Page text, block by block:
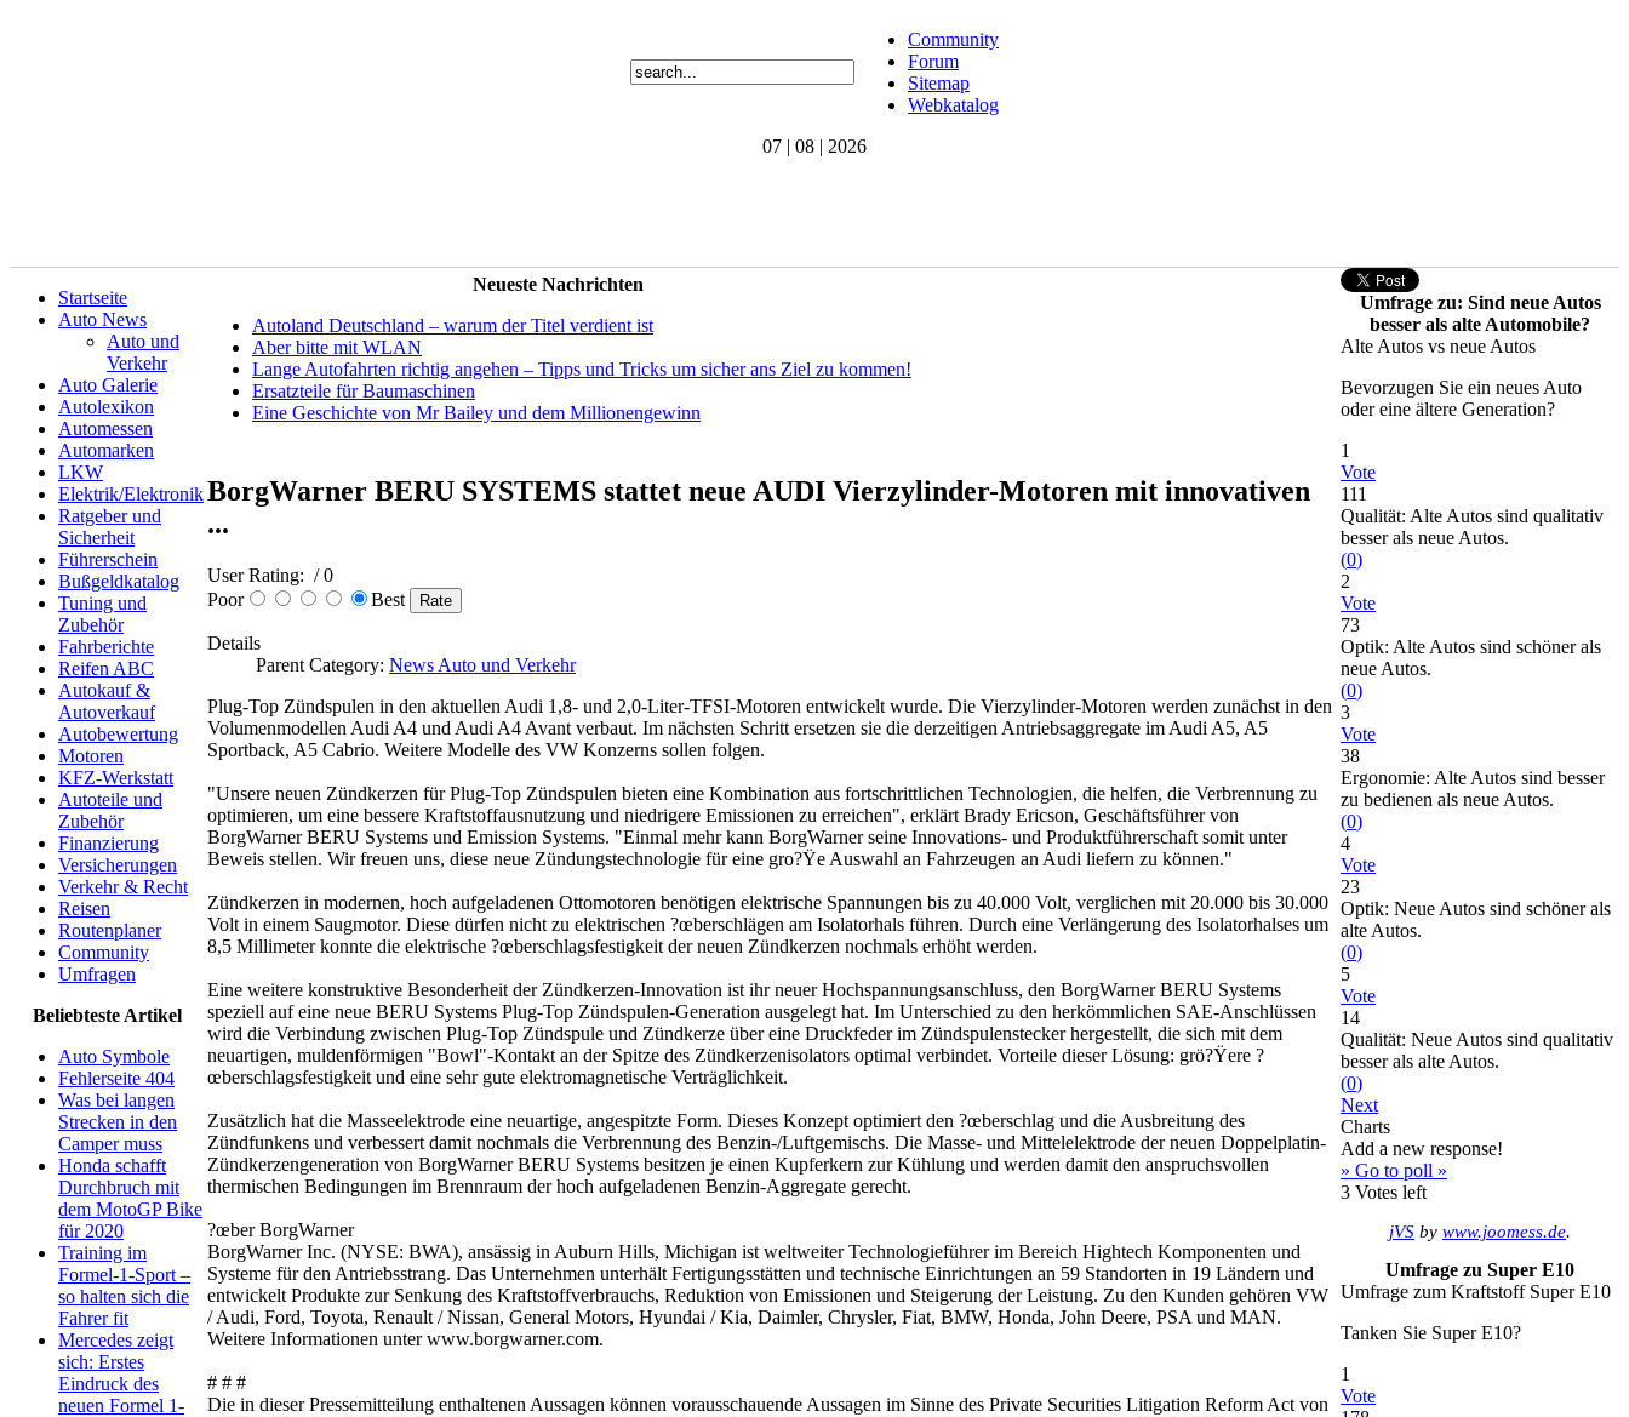
Community
Forum
Sitemap
Webkatalog
07 | 08 | 2026
Startseite
Auto News
Auto und
Verkehr
Auto Galerie
Autolexikon
Automessen
Automarken
LKW
Elektrik/Elektronik
Ratgeber und
Sicherheit
Führerschein
Bußgeldkatalog
Tuning und
Zubehör
Fahrberichte
Reifen ABC
Autokauf &
Autoverkauf
Autobewertung
Motoren
KFZ-Werkstatt
Autoteile und
Zubehör
Finanzierung
Versicherungen
Verkehr & Recht
Reisen
Routenplaner
Community
Umfragen
Beliebteste Artikel
Auto Symbole
Fehlerseite 404
Was bei langen
Strecken in den
Camper muss
Honda schafft
Durchbruch mit
dem MotoGP Bike
für 2020
Training im
Formel-1-Sport –
so halten sich die
Fahrer fit
Mercedes zeigt
sich: Erstes
Eindruck des
neuen Formel 1-
Neueste Nachrichten
Autoland Deutschland – warum der Titel verdient ist
Aber bitte mit WLAN
Lange Autofahrten richtig angehen – Tipps und Tricks um sicher ans Ziel zu kommen!
Ersatzteile für Baumaschinen
Eine Geschichte von Mr Bailey und dem Millionengewinn
BorgWarner BERU SYSTEMS stattet neue AUDI Vierzylinder-Motoren mit innovativen
...
User Rating: / 0
Poor
Best
Details
Parent Category: News Auto und Verkehr
Plug-Top Zündspulen in den aktuellen Audi 1,8- und 2,0-Liter-TFSI-Motoren entwickelt wurde. Die Vierzylinder-Motoren werden zunächst in den
Volumenmodellen Audi A4 und Audi A4 Avant verbaut. Im nächsten Schritt ersetzen sie die derzeitigen Antriebsaggregate im Audi A5, A5
Sportback, A5 Cabrio. Weitere Modelle des VW Konzerns sollen folgen.
"Unsere neuen Zündkerzen für Plug-Top Zündspulen bieten eine Kombination aus fortschrittlichen Technologien, die helfen, die Verbrennung zu
optimieren, um eine bessere Kraftstoffausnutzung und niedrigere Emissionen zu erreichen", erklärt Brady Ericson, Geschäftsführer von
BorgWarner BERU Systems und Emission Systems. "Einmal mehr kann BorgWarner seine Innovations- und Produktführerschaft somit unter
Beweis stellen. Wir freuen uns, diese neue Zündungstechnologie für eine gro?Ÿe Auswahl an Fahrzeugen an Audi liefern zu können."
Zündkerzen in modernen, hoch aufgeladenen Ottomotoren benötigen elektrische Spannungen bis zu 40.000 Volt, verglichen mit 20.000 bis 30.000
Volt in einem Saugmotor. Diese dürfen nicht zu elektrischen ?œberschlägen am Isolatorhals führen. Durch eine Verlängerung des Isolatorhalses um
8,5 Millimeter konnte die elektrische ?œberschlagsfestigkeit der neuen Zündkerzen nochmals erhöht werden.
Eine weitere konstruktive Besonderheit der Zündkerzen-Innovation ist ihr neuer Hochspannungsanschluss, den BorgWarner BERU Systems
speziell auf eine neue BERU Systems Plug-Top Zündspulen-Generation ausgelegt hat. Im Unterschied zu den herkömmlichen SAE-Anschlüssen
wird die Verbindung zwischen Plug-Top Zündspule und Zündkerze über eine Druckfeder im Zündspulenstecker hergestellt, die sich mit dem
neuartigen, muldenförmigen "Bowl"-Kontakt an der Spitze des Zündkerzenisolators optimal verbindet. Vorteile dieser Lösung: grö?Ÿere ?
œberschlagsfestigkeit und eine sehr gute elektromagnetische Verträglichkeit.
Zusätzlich hat die Masseelektrode eine neuartige, angespitzte Form. Dieses Konzept optimiert den ?œberschlag und die Ausbreitung des
Zündfunkens und verbessert damit nochmals die Verbrennung des Benzin-/Luftgemischs. Die Masse- und Mittelelektrode der neuen Doppelplatin-
Zündkerzengeneration von BorgWarner BERU Systems besitzen je einen Kupferkern zur Kühlung und werden damit den anspruchsvollen
thermischen Bedingungen im Brennraum der hoch aufgeladenen Benzin-Aggregate gerecht.
?œber BorgWarner
BorgWarner Inc. (NYSE: BWA), ansässig in Auburn Hills, Michigan ist weltweiter Technologieführer im Bereich Hightech Komponenten und
Systeme für den Antriebsstrang. Das Unternehmen unterhält Fertigungsstätten und technische Einrichtungen an 59 Standorten in 19 Ländern und
entwickelt Produkte zur Senkung des Kraftstoffverbrauchs, Reduktion von Emissionen und Steigerung der Leistung. Zu den Kunden gehören VW
/ Audi, Ford, Toyota, Renault / Nissan, General Motors, Hyundai / Kia, Daimler, Chrysler, Fiat, BMW, Honda, John Deere, PSA und MAN.
Weitere Informationen unter www.borgwarner.com.
# # #
Die in dieser Pressemitteilung enthaltenen Aussagen können vorausschauende Aussagen im Sinne des Private Securities Litigation Reform Act von
Umfrage zu: Sind neue Autos
besser als alte Automobile?
Alte Autos vs neue Autos
Bevorzugen Sie ein neues Auto
oder eine ältere Generation?
1
Vote
111
Qualität: Alte Autos sind qualitativ
besser als neue Autos.
(0)
2
Vote
73
Optik: Alte Autos sind schöner als
neue Autos.
(0)
3
Vote
38
Ergonomie: Alte Autos sind besser
zu bedienen als neue Autos.
(0)
4
Vote
23
Optik: Neue Autos sind schöner als
alte Autos.
(0)
5
Vote
14
Qualität: Neue Autos sind qualitativ
besser als alte Autos.
(0)
Next
Charts
Add a new response!
» Go to poll »
3 Votes left
jVS by www.joomess.de.
Umfrage zu Super E10
Umfrage zum Kraftstoff Super E10
Tanken Sie Super E10?
1
Vote